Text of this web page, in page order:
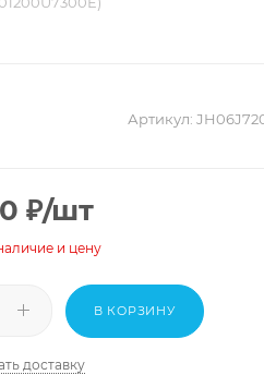
Артикул:
₽/шт
и цену
В КОРЗИНУ
доставку